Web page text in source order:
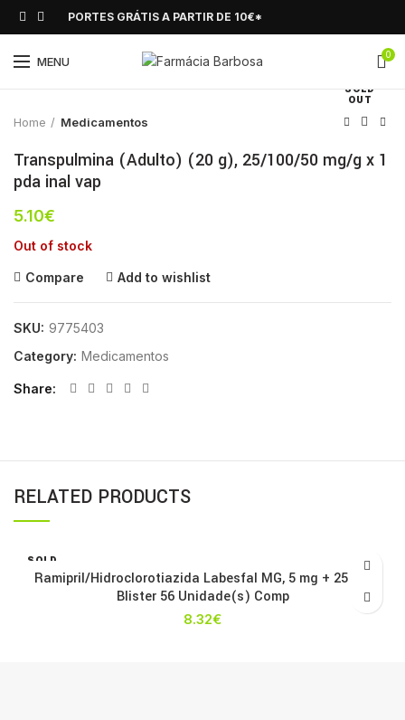
PORTES GRÁTIS A PARTIR DE 10€*
MENU 0
SOLD
OUT
Click to enlarge
Home Medicamentos
Transpulmina (Adulto) (20 g), 25/100/50 mg/g x 1
pda inal vap
5.10€
Out of stock
Compare Add to wishlist
SKU: 9775403
Category: Medicamentos
Share
RELATED PRODUCTS
SOLD
OUT
Ramipril/Hidroclorotiazida Labesfal MG, 5 mg + 25 mg
Blister 56 Unidade(s) Comp
8.32€